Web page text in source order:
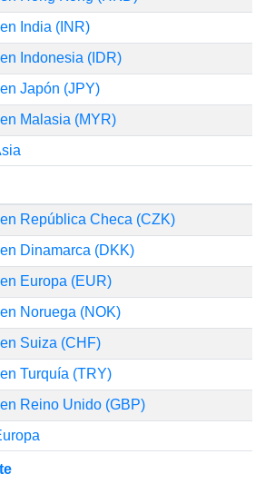
India (INR)
Indonesia (IDR)
Japón (JPY)
Malasia (MYR)
República Checa (CZK)
Dinamarca (DKK)
Europa (EUR)
Noruega (NOK)
Suiza (CHF)
Turquía (TRY)
Reino Unido (GBP)